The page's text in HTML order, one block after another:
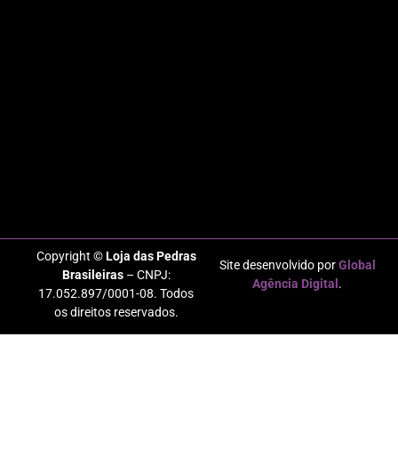
Copyright ©Loja das Pedras
Brasileiras– CNPJ:
17.052.897/0001-08. Todos
os direitos reservados.
Site desenvolvido porGlobal
Agência Digital .